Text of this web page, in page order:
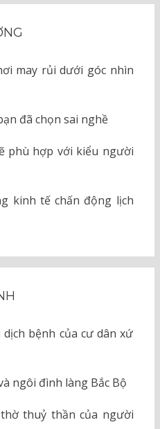
may rủi dưới góc nhìn
đã chọn sai nghề
phù hợp với kiểu người
kinh tế chấn động lịch
bệnh của cư dân xứ
ngôi đình làng Bắc Bộ
thuỷ thần của người